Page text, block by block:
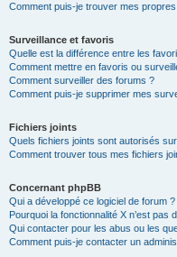
Comment puis-je trouver mes
Surveillance et favoris
Quelle est la différence entre les
Comment mettre en favoris ou
Comment surveiller des forums ?
Comment puis-je supprimer mes
Fichiers joints
Quels fichiers joints sont autorisés
Comment trouver tous mes fichiers
Concernant phpBB
Qui a développé ce logiciel de forum ?
Pourquoi la fonctionnalité X n’est pas
Qui contacter pour les abus ou les
Comment puis-je contacter un